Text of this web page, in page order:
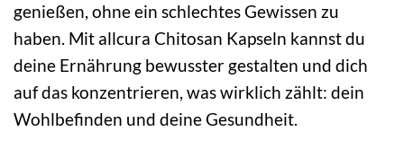
genießen, ohne ein schlechtes Gewissen zu
haben. Mit allcura Chitosan Kapseln kannst du
deine Ernährung bewusster gestalten und dich
auf das konzentrieren, was wirklich zählt: dein
Wohlbefinden und deine Gesundheit.